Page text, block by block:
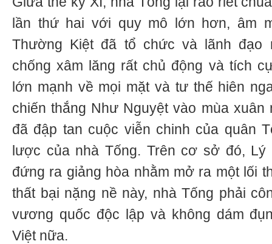
lần thứ hai với quy mô lớn hơn, âm
Thường Kiệt đã tổ chức và lãnh đạo
chống xâm lăng rất chủ động và tích
lớn mạnh về mọi mặt và tư thế hiên
chiến thắng Như Nguyệt vào mùa xuân
đã đập tan cuộc viễn chinh của quân
lược của nhà Tống. Trên cơ sở đó, Lý
đứng ra giảng hòa nhằm mở ra một lối
thất bại nặng nề này, nhà Tống phải
vương quốc độc lập và không dám
Việt nữa.